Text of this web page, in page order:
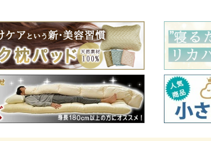
2点セット
3点セット
4点セット
5点セット
6点セット
エクセルゴールド
ロイヤルゴールド
マザーダックダウン
2点セット
3点セット
4点セット
6点セット
2点セット
3点セット
ド
ン
ン
イズ
ニ掛け布団
る掛け布団
い掛け布団
い掛け布団
け布団 防ダニ敷布団
小さい敷布団 70cm幅 ミニシングル
75cm幅 ショートセミシ
ングル
80cm幅 セミシングル
大きい敷布団
機能性敷布団シングルサイズ敷パッド
小さい敷パッド
大きい敷パッド
シルク敷パッド
枕パッド
シルク枕パッド
除湿シート
接触冷感パッド
暖かパッド
ガーゼケット
オーガニックコットン
ベッドパッド
パッドセット 掛け布団カバー
敷布団カバー
枕カバー
BOXシーツ
防ダニカバー
クッションカバー
オーガニックコット
カバーセット 小さ
やや
普通
大き
パイ
高反
低反
機能